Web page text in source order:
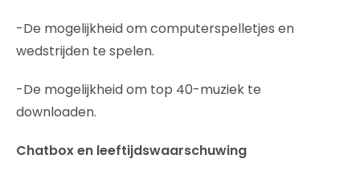
-De mogelijkheid om computerspelletjes en
wedstrijden te spelen.
-De mogelijkheid om top 40-muziek te
downloaden.
Chatbox en leeftijdswaarschuwing